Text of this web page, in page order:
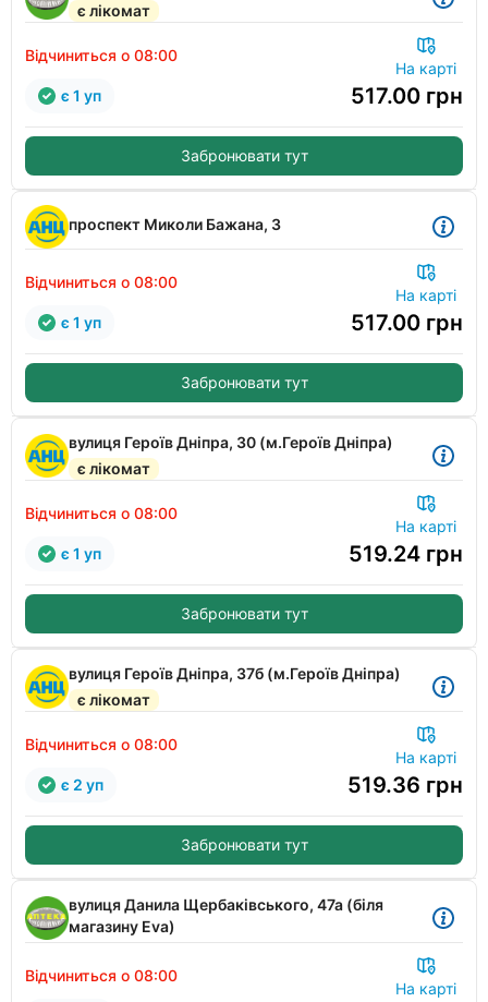
є лікомат
Відчиниться о 08:00
На карті
517.00 грн
є 1 уп
Забронювати тут
проспект Миколи Бажана, 3
Відчиниться о 08:00
На карті
517.00 грн
є 1 уп
Забронювати тут
вулиця Героїв Дніпра, 30 (м.Героїв Дніпра)
є лікомат
Відчиниться о 08:00
На карті
519.24 грн
є 1 уп
Забронювати тут
вулиця Героїв Дніпра, 37б (м.Героїв Дніпра)
є лікомат
Відчиниться о 08:00
На карті
519.36 грн
є 2 уп
Забронювати тут
вулиця Данила Щербаківського, 47а (біля
магазину Eva)
Відчиниться о 08:00
На карті